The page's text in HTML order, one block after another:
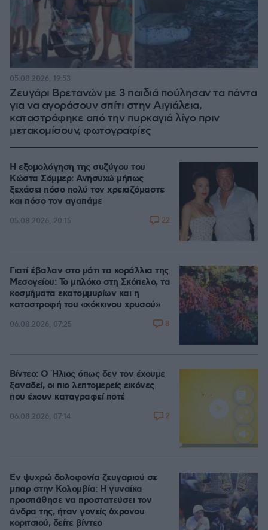
Ζευγάρι Βρετανών με 3 παιδιά πούλησαν τα πάντα
για να αγοράσουν σπίτι στην Αιγιάλεια,
καταστράφηκε από την πυρκαγιά λίγο πριν
μετακομίσουν, φωτογραφίες
05.08.2026, 19:53
Η εξομολόγηση της συζύγου του
Κώστα Σόμμερ: Ανησυχώ μήπως
ξεχάσει πόσο πολύ τον χρειαζόμαστε
και πόσο τον αγαπάμε
05.08.2026, 20:15 22
Γιατί έβαλαν στο μάτι τα κοράλλια της
Μεσογείου: Το μπλόκο στη Σκόπελο, τα
κοσμήματα εκατομμυρίων και η
καταστροφή του «κόκκινου χρυσού»
06.08.2026, 07:25 8
Loaded:
Βίντεο: Ο Ήλιος όπως δεν τον έχουμε
ξαναδεί, οι πιο λεπτομερείς εικόνες
που έχουν καταγραφεί ποτέ
06.08.2026, 07:14 2
Εν ψυχρώ δολοφονία ζευγαριού σε
μπαρ στην Κολομβία: Η γυναίκα
προσπάθησε να προστατεύσει τον
άνδρα της, ήταν γονείς 6χρονου
κοριτσιού, δείτε βίντεο